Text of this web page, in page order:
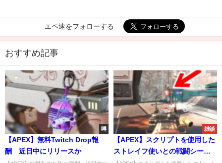
エペ速をフォローする
おすすめ記事
噂
【APEX】無料Twitch Drop報
酬 近日中にリリースか
雑談
【APEX】スクリプトを使用した
ストレイフ使いとの戦闘シーン